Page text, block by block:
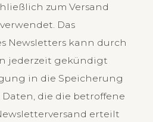
zum Versand
Das
Newsletters kann durch
jederzeit gekündigt
in die Speicherung
die die betroffene
erteilt